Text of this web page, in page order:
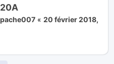
« 20 février 2018,